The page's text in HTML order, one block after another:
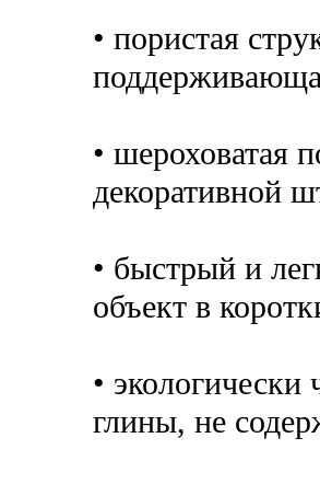
• пористая
• шероховатая
декоративной
• быстрый и
объект в
• экологически
глины, не